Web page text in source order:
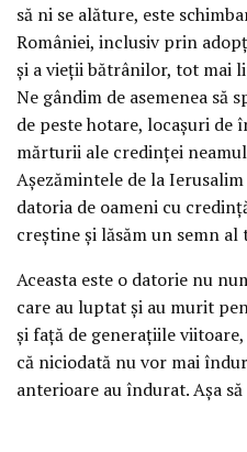
să ni se alăture, este
României, inclusiv prin
şi a vieţii bătrânilor, tot mai
Ne gândim de asemenea
de peste hotare, locaşuri de
mărturii ale credinţei
Aşezămintele de la
datoria de oameni cu
creştine şi lăsăm un semn
Aceasta este o datorie nu
care au luptat şi au murit
şi faţă de generaţiile
că niciodată nu vor mai
anterioare au îndurat. Aşa